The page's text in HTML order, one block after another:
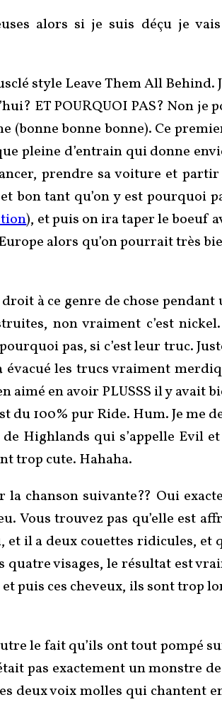
alors si je suis déçu je
style Leave Them All Behind.
ET POURQUOI PAS? Non je
(bonne bonne bonne). Ce
pleine d’entrain qui donne
prendre sa voiture et
bon tant qu’on y est
), et puis on ira taper le boeuf
alors qu’on pourrait très
à ce genre de chose pendant
non vraiment c’est
pas, si c’est leur truc.
évacué les trucs vraiment
aimé en avoir PLUSSS il y avait
du 100% pur Ride. Hum. Je me
Highlands qui s’appelle Evil
trop cute. Hahaha.
chanson suivante?? Oui
Vous trouvez pas qu’elle est
il a deux couettes ridicules, et
quatre visages, le résultat est
puis ces cheveux, ils sont trop
le fait qu’ils ont tout pompé
pas exactement un monstre
deux voix molles qui chantent